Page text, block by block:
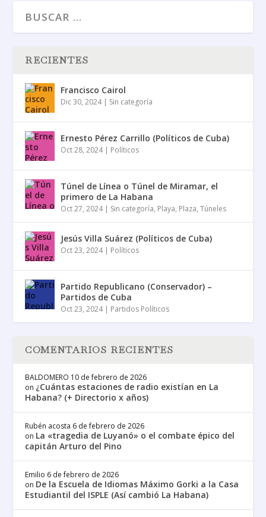
RECIENTES
Francisco Cairol
Dic 30, 2024| Sin categoría
Ernesto Pérez Carrillo (Políticos de Cuba)
Oct 28, 2024| Políticos
Túnel de Línea o Túnel de Miramar, el
primero de La Habana
Oct 27, 2024| Sin categoría, Playa, Plaza,Túneles
Jesús Villa Suárez (Políticos de Cuba)
Oct 23, 2024| Políticos
Partido Republicano (Conservador) –
Partidos de Cuba
Oct 23, 2024| Partidos Políticos
COMENTARIOS RECIENTES
BALDOMERO 10 de febrero de 2026
on ¿Cuántas estaciones de radio existían en La
Habana? (+ Directorio x años)
Rubén acosta 6 de febrero de 2026
on La «tragedia de Luyanó» o el combate épico del
capitán Arturo del Pino
Emilio 6 de febrero de 2026
on De la Escuela de Idiomas Máximo Gorki a la Casa
Estudiantil del ISPLE (Así cambió La Habana)